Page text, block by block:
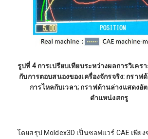
รูปที่ 4 การเปรียบเทียบระหว่างผลการวิเคร
กับการตอบสนองของเครื่องจักรจริง: กรา
การไหลกับเวลา; กราฟด้านล่างแสดงอั
ตำแหน่งสกรู
โดยสรุป Moldex3D เป็นซอฟแวร์ CAE เพีย